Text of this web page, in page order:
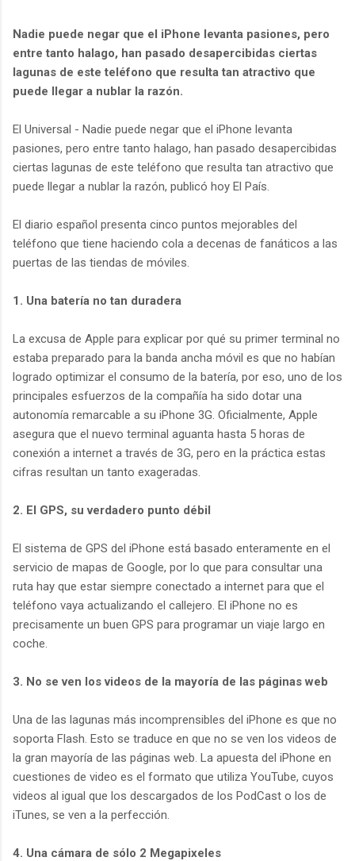
Nadie puede negar que el iPhone levanta pasiones, pero
entre tanto halago, han pasado desapercibidas ciertas
lagunas de este teléfono que resulta tan atractivo que
puede llegar a nublar la razón.
El Universal - Nadie puede negar que el iPhone levanta
pasiones, pero entre tanto halago, han pasado desapercibidas
ciertas lagunas de este teléfono que resulta tan atractivo que
puede llegar a nublar la razón, publicó hoy El País.
El diario español presenta cinco puntos mejorables del
teléfono que tiene haciendo cola a decenas de fanáticos a las
puertas de las tiendas de móviles.
1. Una batería no tan duradera
La excusa de Apple para explicar por qué su primer terminal no
estaba preparado para la banda ancha móvil es que no habían
logrado optimizar el consumo de la batería, por eso, uno de los
principales esfuerzos de la compañía ha sido dotar una
autonomía remarcable a su iPhone 3G. Oficialmente, Apple
asegura que el nuevo terminal aguanta hasta 5 horas de
conexión a internet a través de 3G, pero en la práctica estas
cifras resultan un tanto exageradas.
2. El GPS, su verdadero punto débil
El sistema de GPS del iPhone está basado enteramente en el
servicio de mapas de Google, por lo que para consultar una
ruta hay que estar siempre conectado a internet para que el
teléfono vaya actualizando el callejero. El iPhone no es
precisamente un buen GPS para programar un viaje largo en
coche.
3. No se ven los videos de la mayoría de las páginas web
Una de las lagunas más incomprensibles del iPhone es que no
soporta Flash. Esto se traduce en que no se ven los videos de
la gran mayoría de las páginas web. La apuesta del iPhone en
cuestiones de video es el formato que utiliza YouTube, cuyos
videos al igual que los descargados de los PodCast o los de
iTunes, se ven a la perfección.
4. Una cámara de sólo 2 Megapixeles